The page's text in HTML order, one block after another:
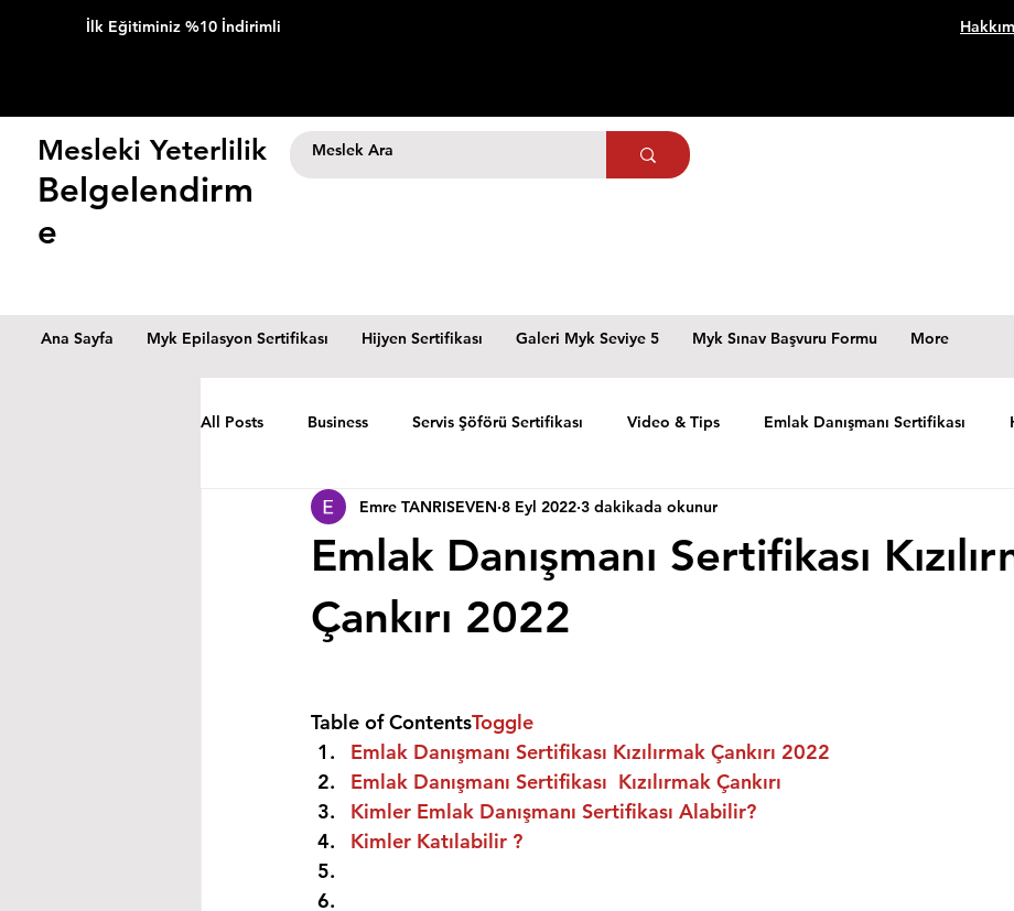
İlk Eğitiminiz %10 İndirimli
Mesleki Yeterlilik
Belgelendirm
e
Ana Sayfa Myk Epilasyon Sertifikası Hijyen Sertifikası Galeri Myk Seviye 5 Myk Sınav Başvuru Formu More
All Posts Business Servis Şöförü Sertifikası Video & Tips Emlak Danışmanı Sertifikası
Emlak Danışmanı Sertifikası
Çankırı 2022
Emre TANRISEVEN 8 Eyl 2022 3 dakikada okunur
Table of ContentsToggle
Emlak Danışmanı Sertifikası Kızılırmak Çankırı 2022
Emlak Danışmanı Sertifikası  Kızılırmak Çankırı
Kimler Emlak Danışmanı Sertifikası Alabilir?
Kimler Katılabilir ?